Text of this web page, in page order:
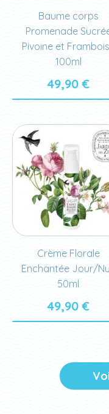
Baume corps
Promenade
Pivoine et
100ml
49,90€
Crème Florale
Enchantée Jour/
50ml
49,90€